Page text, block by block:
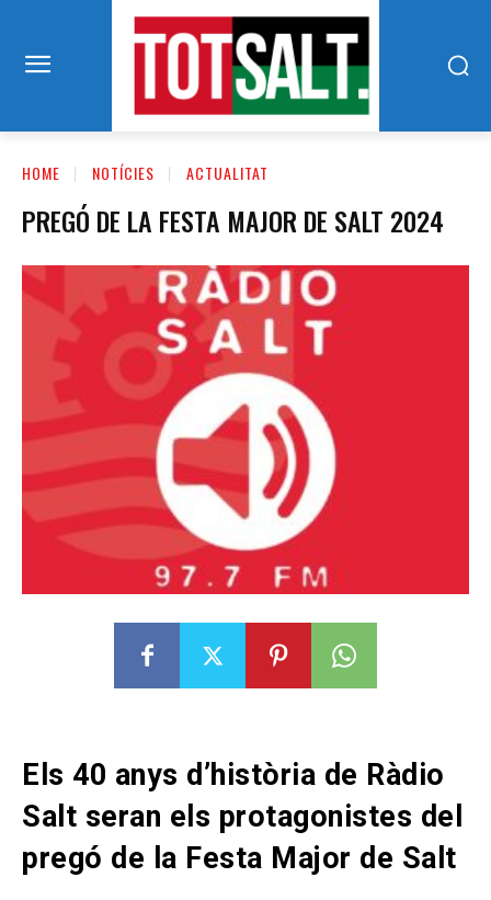
HOME NOTÍCIES ACTUALITAT
PREGÓ DE LA FESTA MAJOR DE SALT 2024
Els 40 anys d’història de Ràdio
Salt seran els protagonistes del
pregó de la Festa Major de Salt